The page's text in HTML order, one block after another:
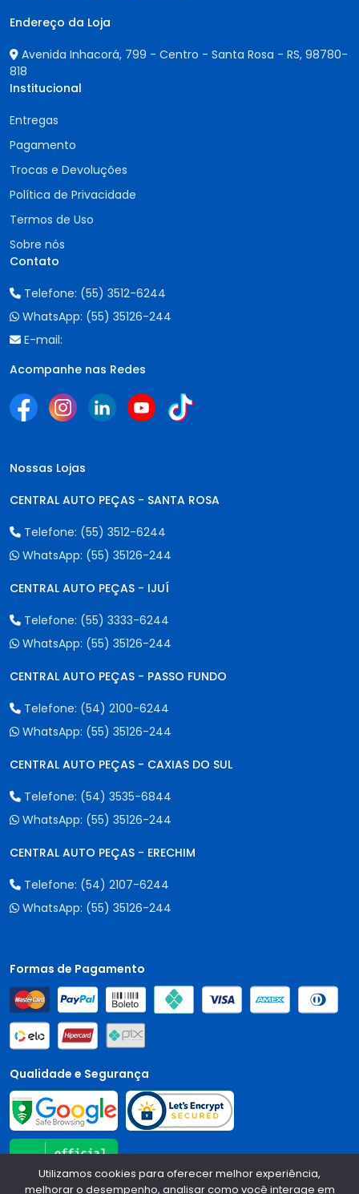
Endereço da Loja
Avenida Inhacorá, 799 - Centro - Santa Rosa - RS, 98780-
818
Institucional
Entregas
Pagamento
Trocas e Devoluções
Política de Privacidade
Termos de Uso
Sobre nós
Contato
Telefone: (55) 3512-6244
WhatsApp: (55) 35126-244
E-mail:
Acompanhe nas Redes
Nossas Lojas
CENTRAL AUTO PEÇAS - SANTA ROSA
Telefone: (55) 3512-6244
WhatsApp: (55) 35126-244
CENTRAL AUTO PEÇAS - IJUÍ
Telefone: (55) 3333-6244
WhatsApp: (55) 35126-244
CENTRAL AUTO PEÇAS - PASSO FUNDO
Telefone: (54) 2100-6244
WhatsApp: (55) 35126-244
CENTRAL AUTO PEÇAS - CAXIAS DO SUL
Telefone: (54) 3535-6844
WhatsApp: (55) 35126-244
CENTRAL AUTO PEÇAS - ERECHIM
Telefone: (54) 2107-6244
WhatsApp: (55) 35126-244
Formas de Pagamento
Qualidade e Segurança
Utilizamos cookies para oferecer melhor experiência,
melhorar o desempenho, analisar como você interage em